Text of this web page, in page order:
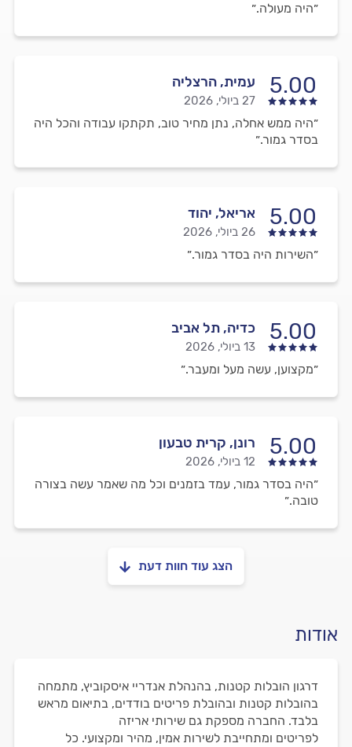
״היה מעולה.״
5.00 עמית, הרצליה
27 ביולי, 2026
״היה ממש אחלה, נתן מחיר טוב, תקתקו עבודה והכל היה
בסדר גמור.״
5.00 אריאל, יהוד
26 ביולי, 2026
״השירות היה בסדר גמור.״
5.00 כדיה, תל אביב
13 ביולי, 2026
״מקצוען, עשה מעל ומעבר.״
5.00 רונן, קרית טבעון
12 ביולי, 2026
״היה בסדר גמור, עמד בזמנים וכל מה שאמר עשה בצורה
טובה.״
הצג עוד חוות דעת
אודות
דרגון הובלות קטנות, בהנהלת אנדריי איסקוביץ, מתמחה
בהובלות קטנות ובהובלת פריטים בודדים, בתיאום מראש
בלבד. החברה מספקת גם שירותי אריזה
לפריטים ומתחייבת לשירות אמין, מהיר ומקצועי. כל